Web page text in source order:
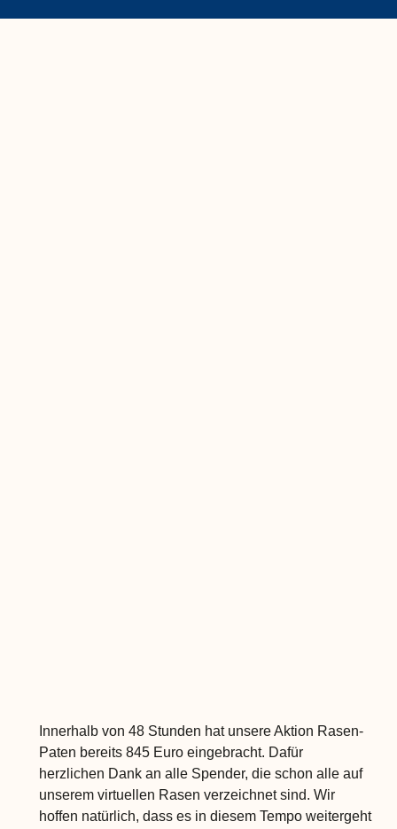
Innerhalb von 48 Stunden hat unsere Aktion Rasen-
Paten bereits 845 Euro eingebracht. Dafür
herzlichen Dank an alle Spender, die schon alle auf
unserem virtuellen Rasen verzeichnet sind. Wir
hoffen natürlich, dass es in diesem Tempo weitergeht